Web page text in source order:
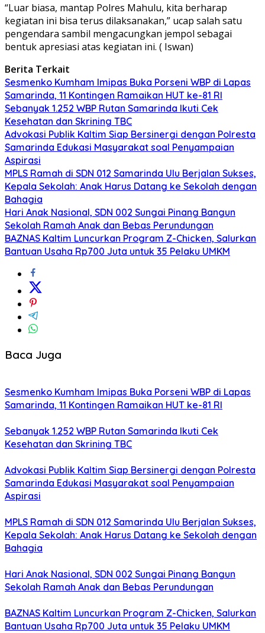
“Luar biasa, mantap Polres Mahulu, kita berharap
kegiatan ini bisa terus dilaksanakan,” ucap salah satu
pengendara sambil mengacungkan jempol sebagai
bentuk apresiasi atas kegiatan ini. ( Iswan)
Berita Terkait
Sesmenko Kumham Imipas Buka Porseni WBP di Lapas
Samarinda, 11 Kontingen Ramaikan HUT ke-81 RI
Sebanyak 1.252 WBP Rutan Samarinda Ikuti Cek
Kesehatan dan Skrining TBC
Advokasi Publik Kaltim Siap Bersinergi dengan Polresta
Samarinda Edukasi Masyarakat soal Penyampaian
Aspirasi
MPLS Ramah di SDN 012 Samarinda Ulu Berjalan Sukses,
Kepala Sekolah: Anak Harus Datang ke Sekolah dengan
Bahagia
Hari Anak Nasional, SDN 002 Sungai Pinang Bangun
Sekolah Ramah Anak dan Bebas Perundungan
BAZNAS Kaltim Luncurkan Program Z-Chicken, Salurkan
Bantuan Usaha Rp700 Juta untuk 35 Pelaku UMKM
Baca Juga
Sesmenko Kumham Imipas Buka Porseni WBP di Lapas
Samarinda, 11 Kontingen Ramaikan HUT ke-81 RI
Sebanyak 1.252 WBP Rutan Samarinda Ikuti Cek
Kesehatan dan Skrining TBC
Advokasi Publik Kaltim Siap Bersinergi dengan Polresta
Samarinda Edukasi Masyarakat soal Penyampaian
Aspirasi
MPLS Ramah di SDN 012 Samarinda Ulu Berjalan Sukses,
Kepala Sekolah: Anak Harus Datang ke Sekolah dengan
Bahagia
Hari Anak Nasional, SDN 002 Sungai Pinang Bangun
Sekolah Ramah Anak dan Bebas Perundungan
BAZNAS Kaltim Luncurkan Program Z-Chicken, Salurkan
Bantuan Usaha Rp700 Juta untuk 35 Pelaku UMKM